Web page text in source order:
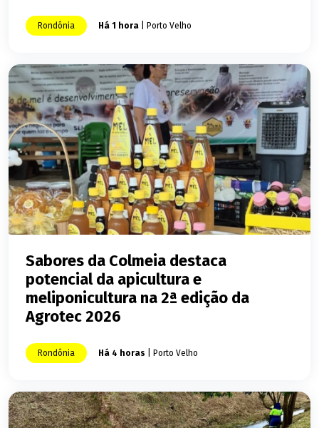
Rondônia Há 1 hora | Porto Velho
Sabores da Colmeia destaca
potencial da apicultura e
meliponicultura na 2ª edição da
Agrotec 2026
Rondônia Há 4 horas | Porto Velho